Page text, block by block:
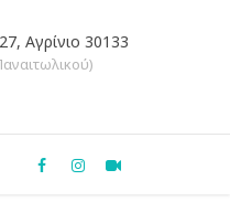
Αγρίνιο 30133